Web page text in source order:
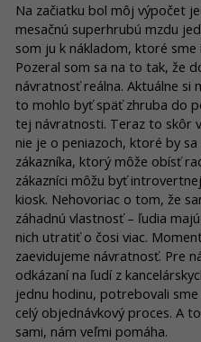
Na začiatku bol môj výpočet
mesačnú superhrubú mzdu
som ju k nákladom, ktoré
Pozeral som sa na to tak, že
návratnosť reálna. Aktuálne si
to mohlo byť späť zhruba do
tej návratnosti. Teraz to skôr
nie je o peniazoch, ktoré by
zákazníka, ktorý môže obísť
zákazníci môžu byť
kiosk. Nehovoriac o tom, že
záhadnú vlastnosť – ľudia
nich utratiť o čosi viac.
zaevidujeme návratnosť. Pre
odkázaní na ľudí z
jednu hodinu, potrebovali
celý objednávkový proces. A
sami, nám veľmi pomáha.